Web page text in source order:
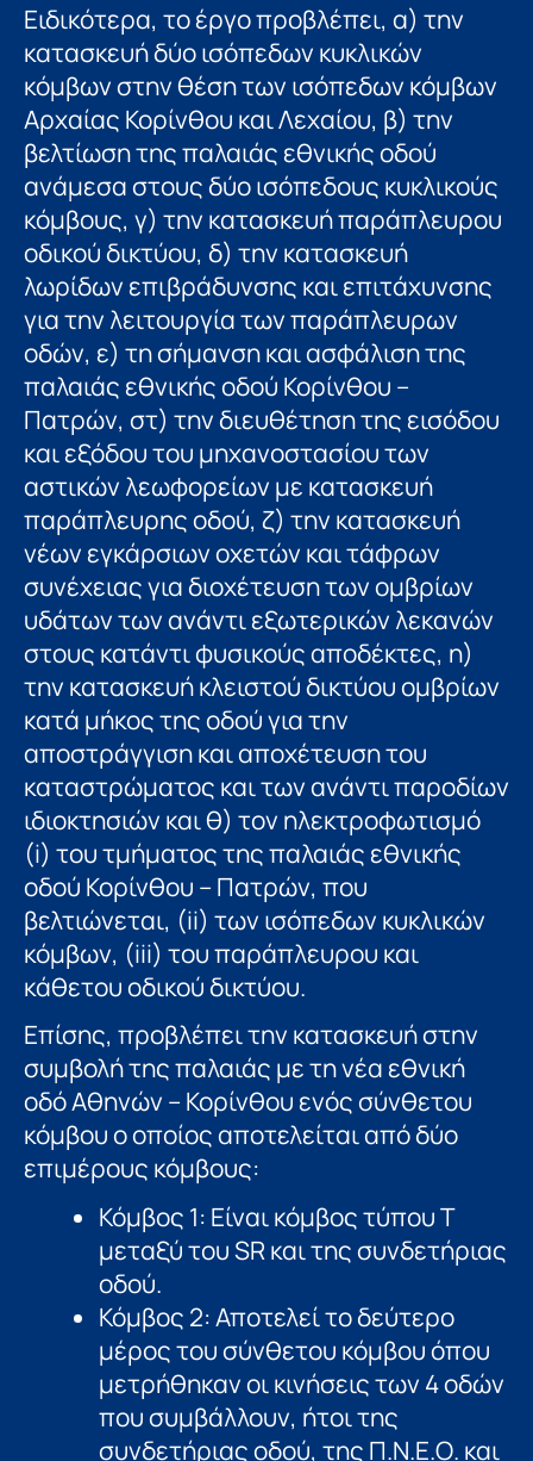
Ειδικότερα, το έργο προβλέπει, α) την
κατασκευή δύο ισόπεδων κυκλικών
κόμβων στην θέση των ισόπεδων κόμβων
Αρχαίας Κορίνθου και Λεχαίου, β) την
βελτίωση της παλαιάς εθνικής οδού
ανάμεσα στους δύο ισόπεδους κυκλικούς
κόμβους, γ) την κατασκευή παράπλευρου
οδικού δικτύου, δ) την κατασκευή
λωρίδων επιβράδυνσης και επιτάχυνσης
για την λειτουργία των παράπλευρων
οδών, ε) τη σήμανση και ασφάλιση της
παλαιάς εθνικής οδού Κορίνθου –
Πατρών, στ) την διευθέτηση της εισόδου
και εξόδου του μηχανοστασίου των
αστικών λεωφορείων με κατασκευή
παράπλευρης οδού, ζ) την κατασκευή
νέων εγκάρσιων οχετών και τάφρων
συνέχειας για διοχέτευση των ομβρίων
υδάτων των ανάντι εξωτερικών λεκανών
στους κατάντι φυσικούς αποδέκτες, η)
την κατασκευή κλειστού δικτύου ομβρίων
κατά μήκος της οδού για την
αποστράγγιση και αποχέτευση του
καταστρώματος και των ανάντι παροδίων
ιδιοκτησιών και θ) τον ηλεκτροφωτισμό
(i) του τμήματος της παλαιάς εθνικής
οδού Κορίνθου – Πατρών, που
βελτιώνεται, (ii) των ισόπεδων κυκλικών
κόμβων, (iii) του παράπλευρου και
κάθετου οδικού δικτύου.
Επίσης, προβλέπει την κατασκευή στην
συμβολή της παλαιάς με τη νέα εθνική
οδό Αθηνών – Κορίνθου ενός σύνθετου
κόμβου ο οποίος αποτελείται από δύο
επιμέρους κόμβους:
Κόμβος 1: Είναι κόμβος τύπου Τ
μεταξύ του SR και της συνδετήριας
οδού.
Κόμβος 2: Αποτελεί το δεύτερο
μέρος του σύνθετου κόμβου όπου
μετρήθηκαν οι κινήσεις των 4 οδών
που συμβάλλουν, ήτοι της
συνδετήριας οδού, της Π.Ν.Ε.Ο. και